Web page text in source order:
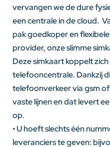
vervangen we de dure
een centrale in de cloud.
pak goedkoper en
provider, onze slimme
Deze simkaart koppelt
telefooncentrale. Dankzij
telefoonverkeer via gsm
vaste lijnen en dat levert
op.
• U hoeft slechts één
leveranciers te geven: